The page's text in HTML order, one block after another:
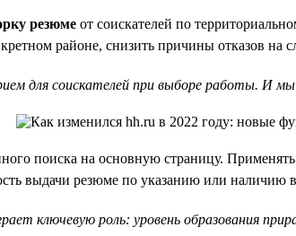
резюме от соискателей по
районе, снизить причины отказов на
для соискателей при выборе работы. И мы
поиска на основную страницу.
выдачи резюме по указанию или
ключевую роль: уровень образования